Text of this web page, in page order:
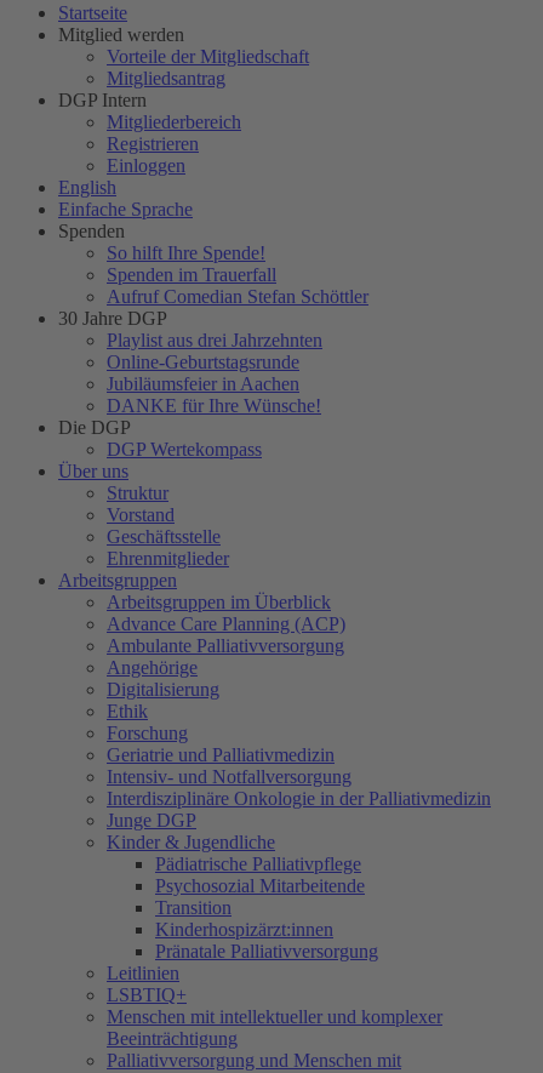
Startseite
Mitglied werden
Vorteile der Mitgliedschaft
Mitgliedsantrag
DGP Intern
Mitgliederbereich
Registrieren
Einloggen
English
Einfache Sprache
Spenden
So hilft Ihre Spende!
Spenden im Trauerfall
Aufruf Comedian Stefan Schöttler
30 Jahre DGP
Playlist aus drei Jahrzehnten
Online-Geburtstagsrunde
Jubiläumsfeier in Aachen
DANKE für Ihre Wünsche!
Die DGP
DGP Wertekompass
Über uns
Struktur
Vorstand
Geschäftsstelle
Ehrenmitglieder
Arbeitsgruppen
Arbeitsgruppen im Überblick
Advance Care Planning (ACP)
Ambulante Palliativversorgung
Angehörige
Digitalisierung
Ethik
Forschung
Geriatrie und Palliativmedizin
Intensiv- und Notfallversorgung
Interdisziplinäre Onkologie in der Palliativmedizin
Junge DGP
Kinder & Jugendliche
Pädiatrische Palliativpflege
Psychosozial Mitarbeitende
Transition
Kinderhospizärzt:innen
Pränatale Palliativversorgung
Leitlinien
LSBTIQ+
Menschen mit intellektueller und komplexer
Beeinträchtigung
Palliativversorgung und Menschen mit